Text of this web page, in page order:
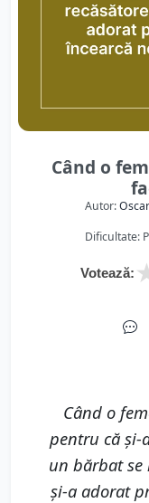
Când o
Autor:
Dificultate:
Votează:
Când o
pentru că şi-
un bărbat se
şi-a adorat